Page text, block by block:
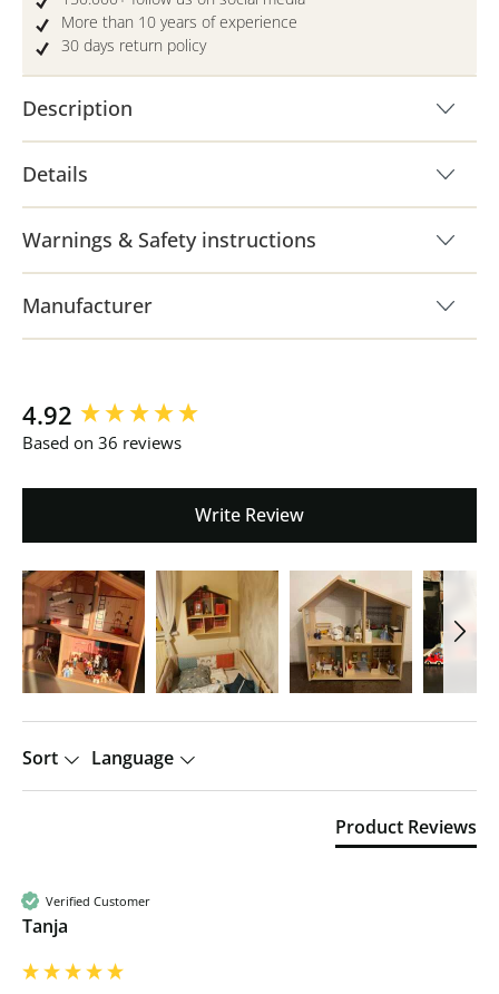
More than 10 years of experience
30 days return policy
Description
Details
Warnings & Safety instructions
Manufacturer
4.92
Based on 36 reviews
Write Review
Sort Language
Product Reviews
Verified Customer
Tanja
New content loaded